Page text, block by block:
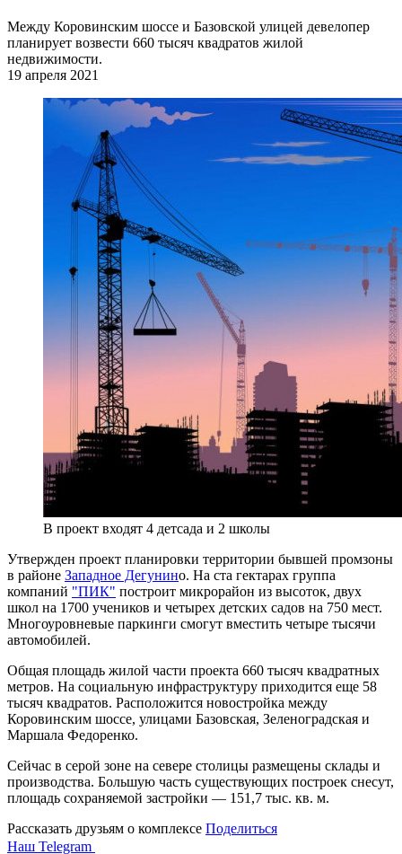
Между Коровинским шоссе и Базовской улицей девелопер
планирует возвести 660 тысяч квадратов жилой
недвижимости.
19 апреля 2021
В проект входят 4 детсада и 2 школы
Утвержден проект планировки территории бывшей промзоны
в районе Западное Дегунино. На ста гектарах группа
компаний "ПИК" построит микрорайон из высоток, двух
школ на 1700 учеников и четырех детских садов на 750 мест.
Многоуровневые паркинги смогут вместить четыре тысячи
автомобилей.
Общая площадь жилой части проекта 660 тысяч квадратных
метров. На социальную инфраструктуру приходится еще 58
тысяч квадратов. Расположится новостройка между
Коровинским шоссе, улицами Базовская, Зеленоградская и
Маршала Федоренко.
Сейчас в серой зоне на севере столицы размещены склады и
производства. Большую часть существующих построек снесут,
площадь сохраняемой застройки — 151,7 тыс. кв. м.
Рассказать друзьям о комплексе Поделиться
Наш Telegram